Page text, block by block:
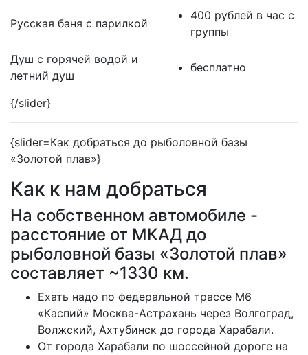
Русская баня с парилкой
400 рублей в час с
группы
Душ с горячей водой и
летний душ
бесплатно
{/slider}
{slider=Как добраться до рыболовной базы
«Золотой плав»}
Как к нам добраться
На собственном автомобиле -
расстояние от МКАД до
рыболовной базы «Золотой плав»
составляет ~1330 км.
Ехать надо по федеральной трассе М6
«Каспий» Москва-Астрахань через Волгоград,
Волжский, Ахтубинск до города Харабали.
От города Харабали по шоссейной дороге на